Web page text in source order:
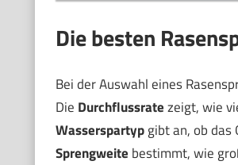
Die besten
Bei der Auswahl eines
Die Durchflussratezeigt, wie
Wasserspartypgibt an, ob das
Sprengweite bestimmt, wie